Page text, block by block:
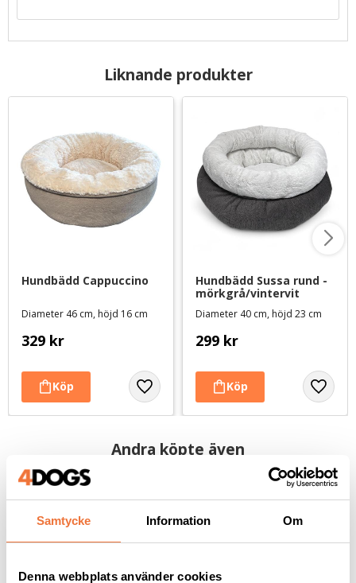
Samtycke Information Om
Denna webbplats använder cookies
Liknande produkter
Hundbädd Cappuccino
Diameter 46 cm, höjd 16 cm
329 kr
Hundbädd Sussa rund -
mörkgrå/vintervit
Diameter 40 cm, höjd 23 cm
299 kr
Andra köpte även